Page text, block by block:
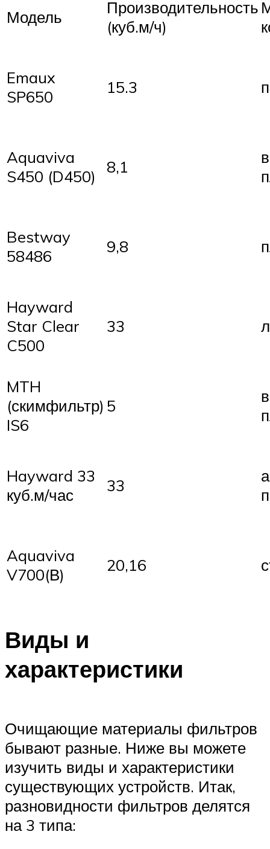
Модель
Производительность
(куб.м/ч)
Emaux
SP650
15.3
Aquaviva
S450 (D450)
8,1
Bestway
58486
9,8
Hayward
Star Clear
C500
33
MTH
(скимфильтр)
IS6
5
Hayward 33
куб.м/час
33
Aquaviva
V700(В)
20,16
Виды и
характеристики
Очищающие материалы фильтров
бывают разные. Ниже вы можете
изучить виды и характеристики
существующих устройств. Итак,
разновидности фильтров делятся
на 3 типа: